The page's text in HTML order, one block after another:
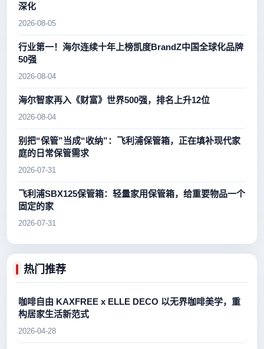
深化
2026-08-05
行业第一！海尔连续十年上榜凯度BrandZ中国全球化品牌
50强
2026-08-04
海尔智家再入《财富》世界500强，排名上升12位
2026-08-04
别把“保管”当成“收纳”：飞利浦保管箱，正在填补现代家
庭的日常保管需求
2026-07-31
飞利浦SBX125保管箱：轻量家用保管箱，给重要物品一个
固定的家
2026-07-31
热门推荐
咖啡自由 KAXFREE x ELLE DECO 以无界咖啡美学，重
构居家生活新范式
2026-04-28